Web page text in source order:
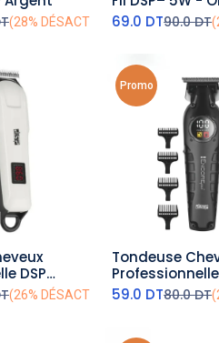
(28% DÉSACTIVÉ) 69.0 DT90.0DT
panier
DSP
(26% DÉSACTIVÉ)
Promo
ajouter au
Tondeuse
Professionnelle
Sans Fil -
Noir
59.0 DT80.0DT